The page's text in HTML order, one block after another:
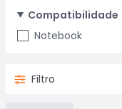
Compatibilidade
Notebook
Filtro